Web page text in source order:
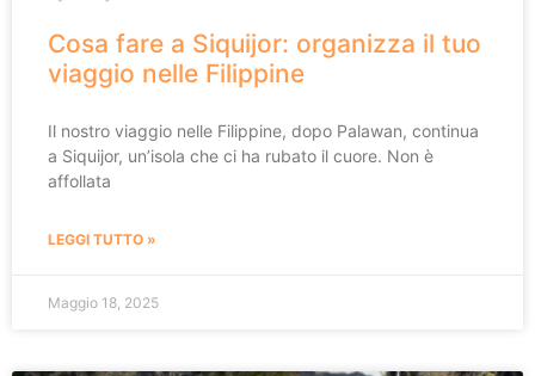
Cosa fare a Siquijor: organizza il tuo
viaggio nelle Filippine
Il nostro viaggio nelle Filippine, dopo Palawan, continua
a Siquijor, un’isola che ci ha rubato il cuore. Non è
affollata
LEGGI TUTTO »
Maggio 18, 2025